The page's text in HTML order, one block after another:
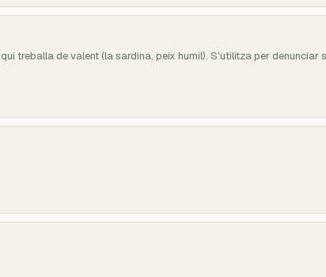
treballa de valent (la sardina, peix humil). S'utilitza per denunciar